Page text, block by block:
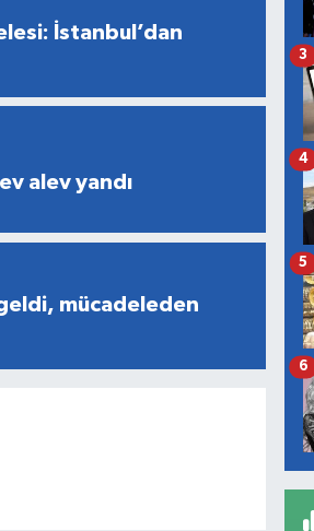
İstanbul’dan
alev yandı
mücadeleden
3
4
5
6